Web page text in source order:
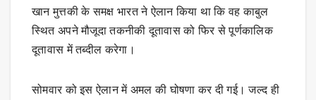
खान मुत्तकी के समक्ष भारत ने ऐलान किया था कि वह काबुल
स्थित अपने मौजूदा तकनीकी दूतावास को फिर से पूर्णकालिक
दूतावास में तब्दील करेगा।
सोमवार को इस ऐलान में अमल की घोषणा कर दी गई। जल्द ही